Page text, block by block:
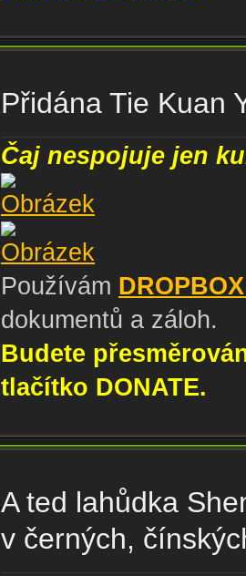
Přidána Tie Kuan
Čaj nespojuje jen
Používám
dokumentů a záloh.
Budete
tlačítko DONATE.
A ted lahůdka
v černých,